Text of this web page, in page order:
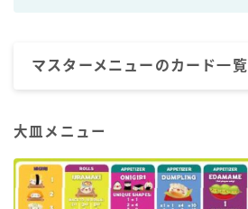
マスターメニューのカード一覧
大皿メニュー